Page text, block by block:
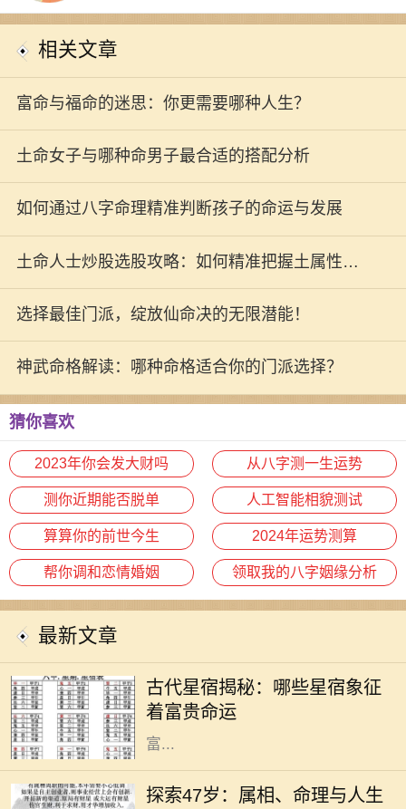
相关文章
富命与福命的迷思：你更需要哪种人生？
土命女子与哪种命男子最合适的搭配分析
如何通过八字命理精准判断孩子的命运与发展
土命人士炒股选股攻略：如何精准把握土属性股
票机会
选择最佳门派，绽放仙命决的无限潜能！
神武命格解读：哪种命格适合你的门派选择？
猜你喜欢
2023年你会发大财吗 从八字测一生运势
测你近期能否脱单 人工智能相貌测试
算算你的前世今生 2024年运势测算
帮你调和恋情婚姻 领取我的八字姻缘分析
最新文章
古代星宿揭秘：哪些星宿象征
着富贵命运
人命运的重要因素。星宿不仅仅是天
上的星星，更是古人用来预测人生轨
迹和命运起伏的工具。尤其是那些与
富...
探索47岁：属相、命理与人生
在中国传统文化中，生肖和命理学是
深受人们关注的主题。它们不仅关系
到个人的性格与命运，还与人生的走